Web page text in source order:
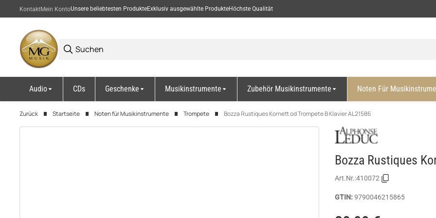
KontaktMein KontoUnsere beliebtesten ProdukteExklusiv ausgewählte ProdukteHöchste Qualität
Audio CDs Geschenke Musikinstrumente Zubehör Musikinstrumente Noten Für
Zurück Startseite Noten für Musikinstrumente Trompete Bozza Rustiques Kornett od Trompete B Klavier AL21586
Bozza Rustiques
Art.Nr.:410072
GTIN:9790046215865